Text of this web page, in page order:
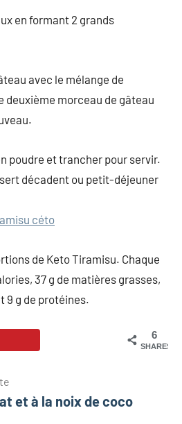
en formant 2 grands
avec le mélange de
deuxième morceau de gâteau
poudre et trancher pour servir.
décadent ou petit-déjeuner
de Keto Tiramisu. Chaque
37 g de matières grasses,
9 g de protéines.
6
SHARES
et à la noix de coco